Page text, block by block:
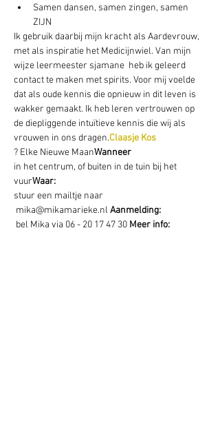
Samen dansen, samen zingen, samen
ZIJN
Ik gebruik daarbij mijn kracht als Aardevrouw,
met als inspiratie het Medicijnwiel. Van mijn
wijze leermeester sjamane heb ik geleerd
contact te maken met spirits. Voor mij voelde
dat als oude kennis die opnieuw in dit leven is
wakker gemaakt. Ik heb leren vertrouwen op
de diepliggende intuïtieve kennis die wij als
vrouwen in ons dragen.Claasje Kos
? Elke Nieuwe MaanWanneer
in het centrum, of buiten in de tuin bij het
vuurWaar:
stuur een mailtje naar
mika@mikamarieke.nl Aanmelding:
bel Mika via 06 - 20 17 47 30 Meer info: